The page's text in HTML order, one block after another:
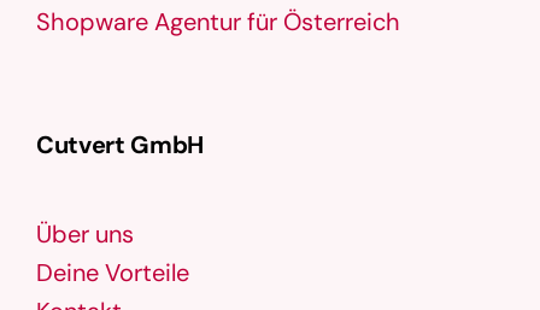
Shopware Agentur für Österreich
Cutvert GmbH
Über uns
Deine Vorteile